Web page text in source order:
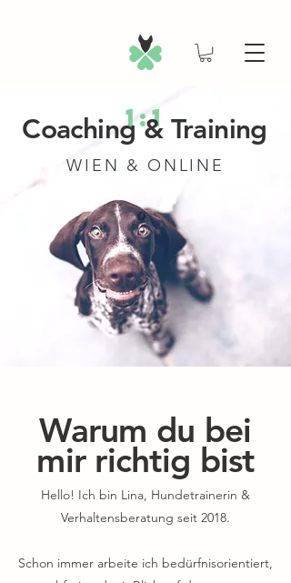
1:1
Coaching & Training
WIEN & ONLINE
Warum du bei
mir richtig bist
Hello! Ich bin Lina, Hundetrainerin &
Verhaltensberatung seit 2018.
Schon immer arbeite ich bedürfnisorientiert,